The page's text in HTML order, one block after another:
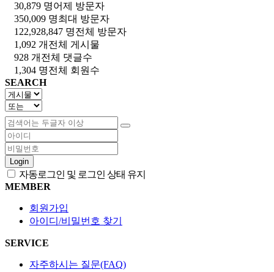
30,879 명어제 방문자
350,009 명최대 방문자
122,928,847 명전체 방문자
1,092 개 전체 게시물
928 개 전체 댓글수
1,304 명전체 회원수
SEARCH
Login
자동로그인 및 로그인 상태 유지
MEMBER
회원가입
아이디/비밀번호 찾기
SERVICE
자주하시는 질문(FAQ)